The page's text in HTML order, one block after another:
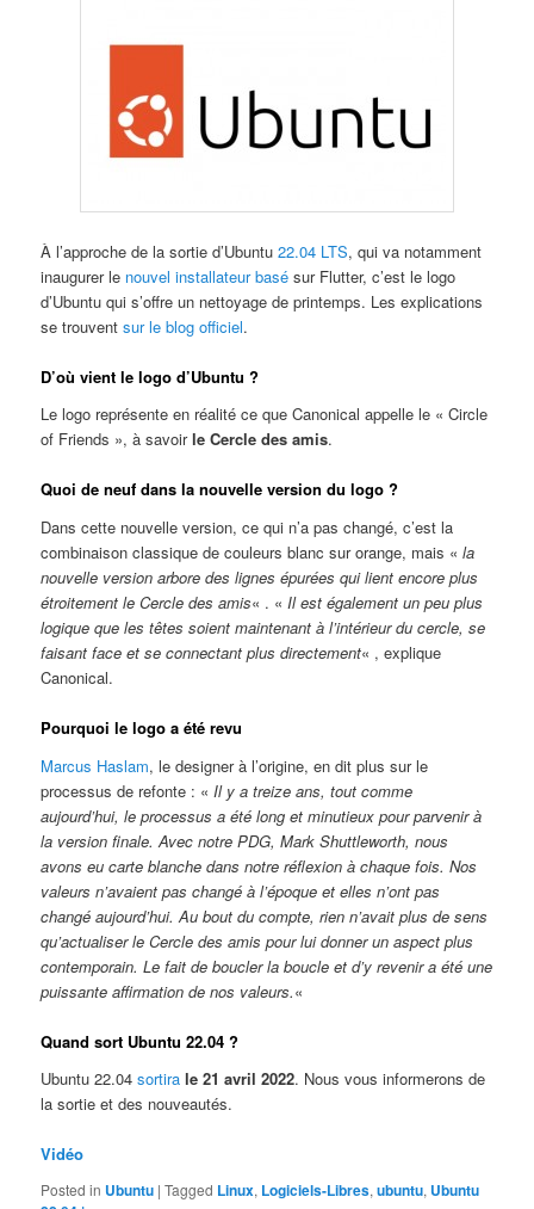
À l’approche de la sortie d’Ubuntu22.04 LTS, qui va notamment
inaugurer le nouvel installateur basé sur Flutter, c’est le logo
d’Ubuntu qui s’offre un nettoyage de printemps. Les explications
se trouventsur le blog officiel.
D’où vient le logo d’Ubuntu ?
Le logo représente en réalité ce que Canonical appelle le « Circle
of Friends », à savoirle Cercle des amis.
Quoi de neuf dans la nouvelle version du logo ?
Dans cette nouvelle version, ce qui n’a pas changé, c’est la
combinaison classique de couleurs blanc sur orange, mais «la
nouvelle version arbore des lignes épurées qui lient encore plus
étroitement le Cercle des amis« . «Il est également un peu plus
logique que les têtes soient maintenant à l’intérieur du cercle, se
faisant face et se connectant plus directement« , explique
Canonical.
Pourquoi le logo a été revu
Marcus Haslam, le designer à l’origine, en dit plus sur le
processus de refonte : « Il y a treize ans, tout comme
aujourd’hui, le processus a été long et minutieux pour parvenir à
la version finale. Avec notre PDG, Mark Shuttleworth, nous
avons eu carte blanche dans notre réflexion à chaque fois. Nos
valeurs n’avaient pas changé à l’époque et elles n’ont pas
changé aujourd’hui. Au bout du compte, rien n’avait plus de sens
qu’actualiser le Cercle des amis pour lui donner un aspect plus
contemporain. Le fait de boucler la boucle et d’y revenir a été une
puissante affirmation de nos valeurs.«
Quand sort Ubuntu 22.04 ?
Ubuntu 22.04sortira le 21 avril 2022. Nous vous informerons de
la sortie et des nouveautés.
Vidéo
Posted in Ubuntu |Tagged Linux, Logiciels-Libres,ubuntu, Ubuntu